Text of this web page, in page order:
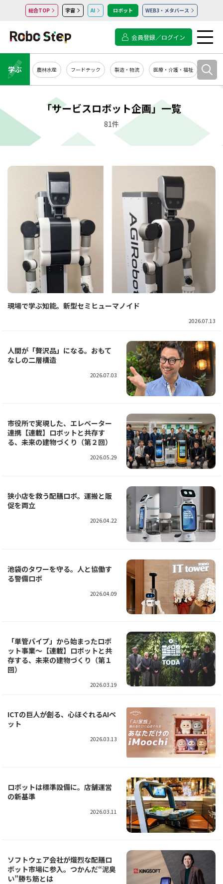
総合TOP 宇宙 AI ロボット WEB3・メタバース
会員登録／ログイン
学ぶ 農林水産 フードテック 製造・物流 医療・介護・福祉 シス
「サービスロボット企画」一覧
81件
現場で学ぶ知能。新型セミヒューマノイド
2026.07.13
人間が「贅沢品」になる。おもて
なしの二層構造
2026.07.03
市役所で実現した、エレベーター
連携【連載】ロボットと共存す
る、未来の建物づくり（第２回）
2026.05.29
狭小店を救う配膳ロボ。運搬と販
促を両立
2026.04.22
池袋のタワーを守る。人と協働す
る警備ロボ
2026.04.09
「単管パイプ」から始まったロボ
ット事業～【連載】ロボットと共
存する、未来の建物づくり（第１
回）
2026.03.19
ICTの巨人が創る、心ほぐれるAIペ
ット
2026.03.13
ロボットは標準設備に。店舗運営
の新基準
2026.03.11
ソフトウェア会社が熾烈な配膳ロ
ボット市場に参入。つかんだ“泥臭
い”勝ち筋とは